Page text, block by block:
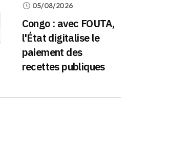
05/08/2026
Congo : avec FOUTA,
l'État digitalise le
paiement des
recettes publiques